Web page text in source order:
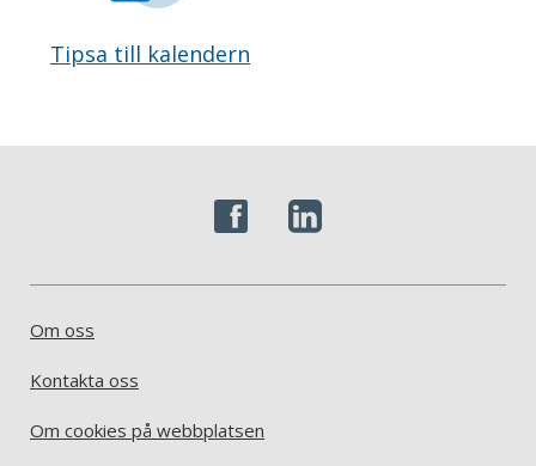
Tipsa till kalendern
Om oss
Kontakta oss
Om cookies på webbplatsen